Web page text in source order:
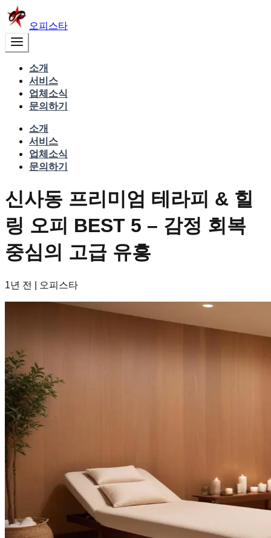
오피스타
소개
서비스
업체소식
문의하기
소개
서비스
업체소식
문의하기
신사동 프리미엄 테라피 & 힐
링 오피 BEST 5 – 감정 회복
중심의 고급 유흥
1년 전 오피스타